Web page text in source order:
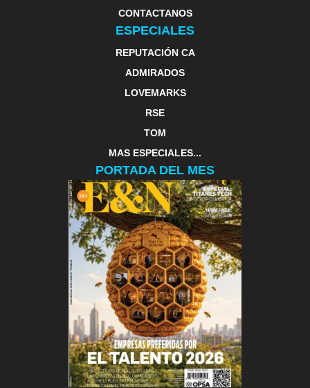
CONTACTANOS
ESPECIALES
REPUTACIÓN CA
ADMIRADOS
LOVEMARKS
RSE
TOM
MAS ESPECIALES...
PORTADA DEL MES